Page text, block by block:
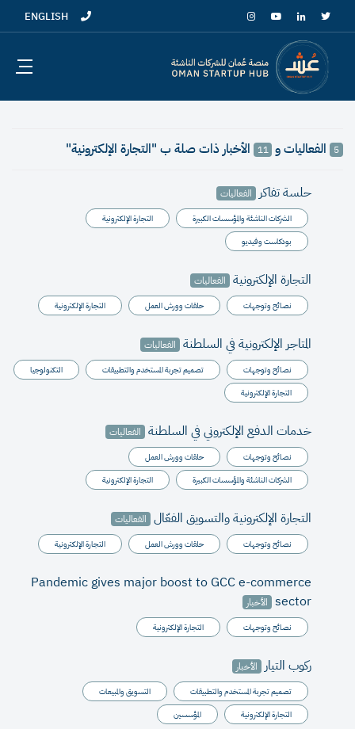
ENGLISH
5 الفعاليات و 11 الأخبار ذات صلة ب "التجارة الإلكترونية"
حلسة تفاكر الفعاليات
الشركات الناشئة والمؤسسات الكبيرة
التجارة الإلكترونية
بودكاست وفيديو
التجارة الإلكترونية الفعاليات
نصائح وتوجهات حلقات وورش العمل التجارة الإلكترونية
المتاجر الإلكترونية في السلطنة الفعاليات
نصائح وتوجهات تصميم تجربة المستخدم والتطبيقات
التكنولوجيا
التجارة الإلكترونية
خدمات الدفع الإلكتروني في السلطنة الفعاليات
نصائح وتوجهات
حلقات وورش العمل
الشركات الناشئة والمؤسسات الكبيرة
التجارة الإلكترونية
التجارة الإلكترونية والتسويق الفعّال الفعاليات
نصائح وتوجهات حلقات وورش العمل التجارة الإلكترونية
Pandemic gives major boost to GCC e-commerce
sector الأخبار
نصائح وتوجهات التجارة الإلكترونية
ركوب التيار الأخبار
تصميم تجربة المستخدم والتطبيقات
التسويق والمبيعات
التجارة الإلكترونية
المؤسسين